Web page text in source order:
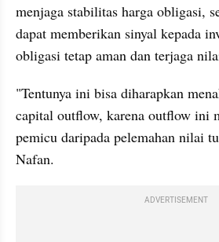
menjaga stabilitas harga obligasi,
dapat memberikan sinyal kepada
obligasi tetap aman dan terjaga
"Tentunya ini bisa diharapkan
capital outflow, karena outflow ini
pemicu daripada pelemahan nilai
Nafan.
ADVERTISEMENT